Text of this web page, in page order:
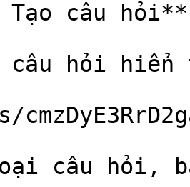
Tạo câu hỏi**
câu hỏi
câu hỏi,